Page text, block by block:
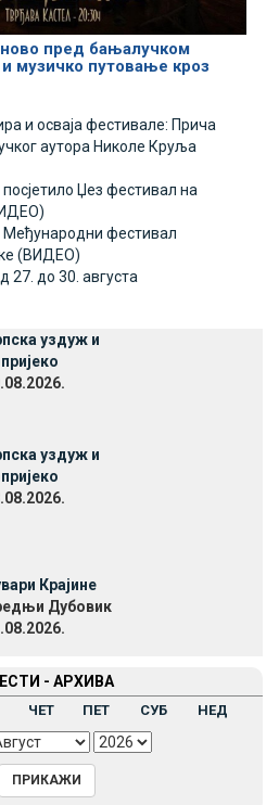
пред бањалучком
музичко путовање кроз
и осваја фестивале: Прича
аутора Николе Круља
Џез фестивал на
фестивал
(ВИДЕО)
27. до 30. августа
уздуж и
уздуж и
Крајине
Дубовик
- АРХИВА
ЧЕТ ПЕТ СУБ НЕД